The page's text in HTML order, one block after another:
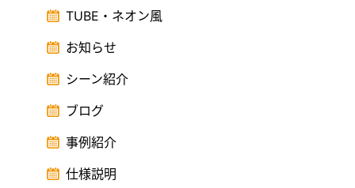
TUBE・ネオン風
お知らせ
シーン紹介
ブログ
事例紹介
仕様説明